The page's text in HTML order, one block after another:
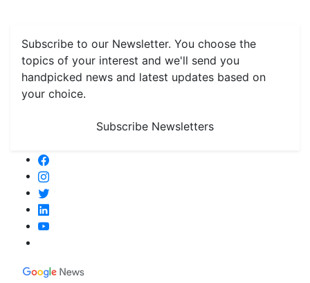
Subscribe to our Newsletter. You choose the
topics of your interest and we'll send you
handpicked news and latest updates based on
your choice.
Subscribe Newsletters